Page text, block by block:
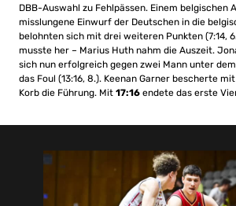
DBB-Auswahl zu Fehlpässen. Einem belgischen
misslungene Einwurf der Deutschen in die
belohnten sich mit drei weiteren Punkten (7:14,
musste her – Marius Huth nahm die Auszeit.
sich nun erfolgreich gegen zwei Mann unter
das Foul (13:16, 8.). Keenan Garner bescherte
Korb die Führung. Mit 17:16 endete das erste